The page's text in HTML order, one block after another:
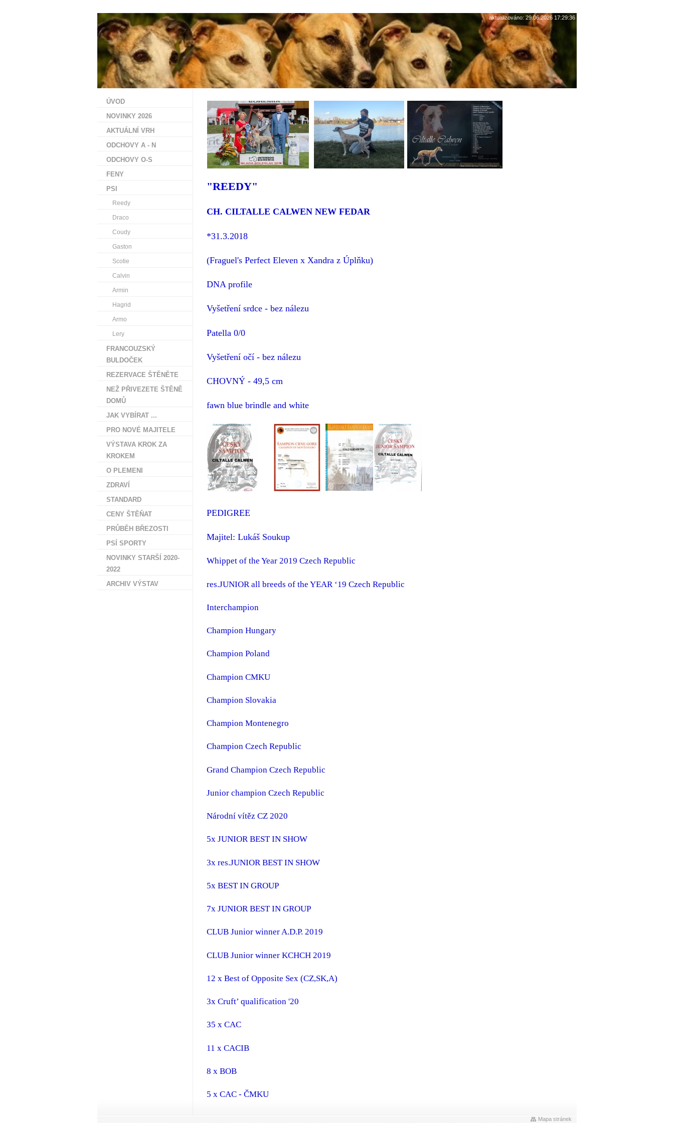
aktualizováno: 29.06.2026 17:29:36
"REEDY"
CH. CILTALLE CALWEN NEW FEDAR
*31.3.2018
(Fraguel's Perfect Eleven x Xandra z Úplňku)
DNA profile
Vyšetření srdce - bez nálezu
Patella 0/0
Vyšetření očí - bez nálezu
CHOVNÝ - 49,5 cm
fawn blue brindle and white
PEDIGREE
Majitel: Lukáš Soukup
Whippet of the Year 2019 Czech Republic
res.JUNIOR all breeds of the YEAR ‘19 Czech Republic
Interchampion
Champion Hungary
Champion Poland
Champion CMKU
Champion Slovakia
Champion Montenegro
Champion Czech Republic
Grand Champion Czech Republic
Junior champion Czech Republic
Národní vítěz CZ 2020
5x JUNIOR BEST IN SHOW
3x res.JUNIOR BEST IN SHOW
5x BEST IN GROUP
7x JUNIOR BEST IN GROUP
CLUB Junior winner A.D.P. 2019
CLUB Junior winner KCHCH 2019
12 x Best of Opposite Sex (CZ,SK,A)
3x Cruft’ qualification '20
35 x CAC
11 x CACIB
8 x BOB
5 x CAC - ČMKU
ÚVOD
NOVINKY 2026
AKTUÁLNÍ VRH
ODCHOVY A - N
ODCHOVY O-S
FENY
PSI
Reedy
Draco
Coudy
Gaston
Scotie
Calvin
Armin
Hagrid
Armo
Lery
FRANCOUZSKÝ
BULDOČEK
REZERVACE ŠTĚNĚTE
NEŽ PŘIVEZETE ŠTĚNĚ
DOMŮ
JAK VYBÍRAT ...
PRO NOVÉ MAJITELE
VÝSTAVA KROK ZA
KROKEM
O PLEMENI
ZDRAVÍ
STANDARD
CENY ŠTĚŇAT
PRŮBĚH BŘEZOSTI
PSÍ SPORTY
NOVINKY STARŠÍ 2020-
2022
ARCHIV VÝSTAV
Mapa stránek